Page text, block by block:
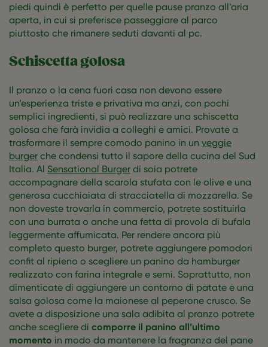
piedi quindi è perfetto per quelle pause pranzo all’aria
aperta, in cui si preferisce passeggiare al parco
piuttosto che rimanere seduti davanti al pc.
Schiscetta golosa
Il pranzo o la cena fuori casa non devono essere
un’esperienza triste e privativa ma anzi, con pochi
semplici ingredienti, si può realizzare una schiscetta
golosa che farà invidia a colleghi e amici. Provate a
trasformare il sempre comodo panino in un veggie
burger che condensi tutto il sapore della cucina del Sud
Italia. Al Sensational Burger di soia potrete
accompagnare della scarola stufata con le olive e una
generosa cucchiaiata di stracciatella di mozzarella. Se
non doveste trovarla in commercio, potrete sostituirla
con una burrata o anche una fetta di provola di bufala
leggermente affumicata. Per rendere ancora più
completo questo burger, potrete aggiungere pomodori
confit al ripieno o scegliere un panino da hamburger
realizzato con farina integrale e semi. Soprattutto, non
dimenticate di aggiungere un contorno di patate e una
salsa golosa come la maionese al peperone crusco. Se
avete a disposizione una sala adibita al pranzo potrete
anche scegliere di comporre il panino all’ultimo
momento in modo da mantenere la fragranza del pane